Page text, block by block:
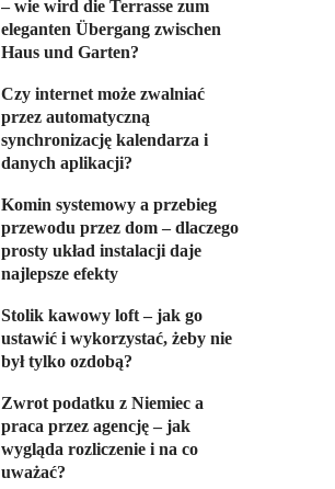
– wie wird die Terrasse zum
eleganten Übergang zwischen
Haus und Garten?
Czy internet może zwalniać
przez automatyczną
synchronizację kalendarza i
danych aplikacji?
Komin systemowy a przebieg
przewodu przez dom – dlaczego
prosty układ instalacji daje
najlepsze efekty
Stolik kawowy loft – jak go
ustawić i wykorzystać, żeby nie
był tylko ozdobą?
Zwrot podatku z Niemiec a
praca przez agencję – jak
wygląda rozliczenie i na co
uważać?